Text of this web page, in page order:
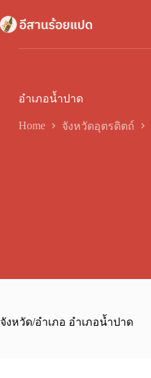
to
content
อำเภอน้ำปาด
Home จังหวัดอุตรดิตถ์
จังหวัด/อำเภอ อำเภอน้ำปาด